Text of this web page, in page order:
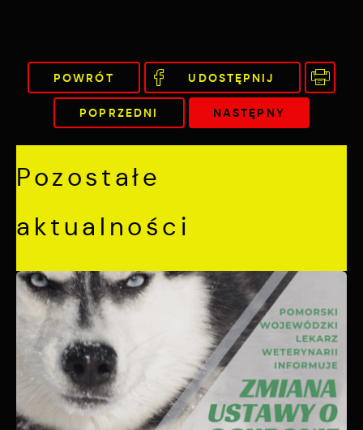
POWRÓT UDOSTĘPNIJ
POPRZEDNI NASTĘPNY
Pozostałe
aktualności